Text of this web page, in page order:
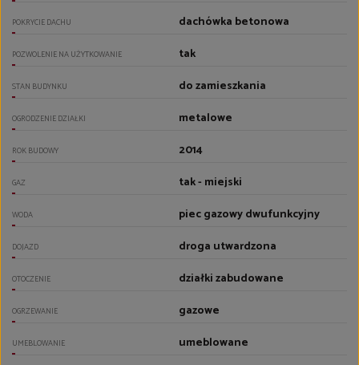
POKRYCIE DACHU dachówka betonowa
POZWOLENIE NA UŻYTKOWANIE tak
STAN BUDYNKU do zamieszkania
OGRODZENIE DZIAŁKI metalowe
ROK BUDOWY 2014
GAZ tak - miejski
WODA piec gazowy dwufunkcyjny
DOJAZD droga utwardzona
OTOCZENIE działki zabudowane
OGRZEWANIE gazowe
UMEBLOWANIE umeblowane